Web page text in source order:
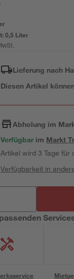
0,5 Liter
Lieferung nach
Diesen Artikel
Abholung im
Verfügbar im Markt
Artikel wird 3 Tage für
Verfügbarkeit in